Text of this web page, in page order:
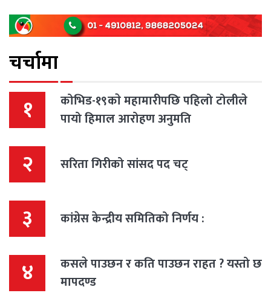
चर्चामा
१
कोभिड-१९काे महामारीपछि पहिलो टोलीले
पायो हिमाल आरोहण अनुमति
२ सरिता गिरीको सांसद पद चट्
३ कांग्रेस केन्द्रीय समितिको निर्णय :
४
कसले पाउछन र कति पाउछन राहत ? यस्तो छ
मापदण्ड